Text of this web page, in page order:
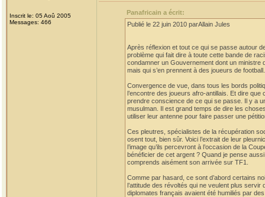
Inscrit le: 05 Aoû 2005
Messages: 466
Panafricain a écrit:
Publié le 22 juin 2010 parAllain Jules
Après réflexion et tout ce qui se passe autour
problème qui fait dire à toute cette bande de
condamner un Gouvernement dont un ministre
mais qui s’en prennent à des joueurs de football.
Convergence de vue, dans tous les bords
l’encontre des joueurs afro-antillais. Et dire
prendre conscience de ce qui se passe. Il y a
musulman. Il est grand temps de dire les
utiliser leur antenne pour faire passer une
Ces pleutres, spécialistes de la récupération
osent tout, bien sûr. Voici l’extrait de leur
l’image qu’ils percevront à l’occasion de la
bénéficier de cet argent ? Quand je pense
comprends aisément son arrivée sur TF1.
Comme par hasard, ce sont d’abord certains
l’attitude des révoltés qui ne veulent plus servir
diplomates français avaient été humiliés par